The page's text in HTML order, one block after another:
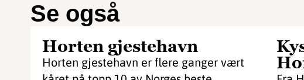
Se også
Horten gjestehavn
Horten gjestehavn er flere ganger vært